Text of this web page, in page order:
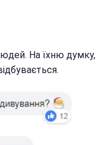
На їхню думку,